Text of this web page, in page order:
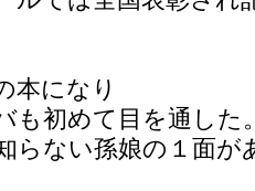
本になり
も初めて目を通した
らない孫娘の１面が